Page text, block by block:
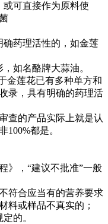
可直接作为原料使
药理活性的，如金莲
如名酪牌大蒜油。
莲花已有多种单方和
录，具有明确的药理活
的产品实际上就是认
100%都是。
，“建议不批准”一般
合应当有的营养要求
料或样品不真实的；
的。